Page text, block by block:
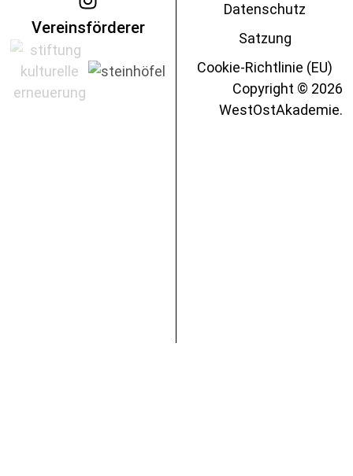
Vereinsförderer
Datenschutz
Satzung
Cookie-Richtlinie (EU)
Copyright © 2026
WestOstAkademie.